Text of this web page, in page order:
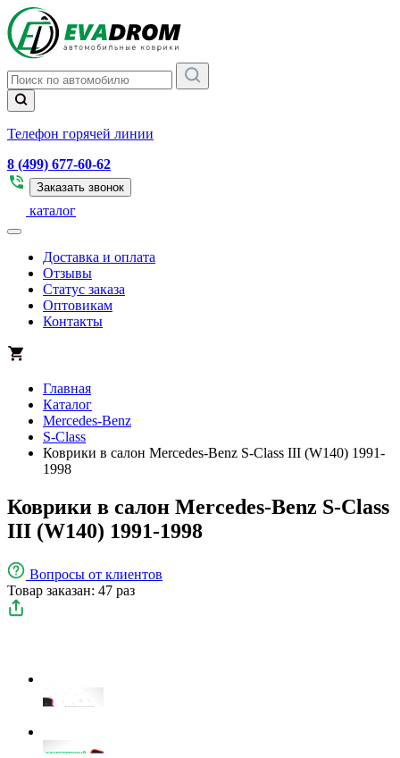
Телефон горячей линии
8 (499) 677-60-62
Заказать звонок
каталог
Доставка и оплата
Отзывы
Статус заказа
Оптовикам
Контакты
Главная
Каталог
Mercedes-Benz
S-Class
Коврики в салон Mercedes-Benz S-Class III (W140) 1991-
1998
Коврики в салон Mercedes-Benz S-Class
III (W140) 1991-1998
Вопросы от клиентов
Товар заказан: 47 раз